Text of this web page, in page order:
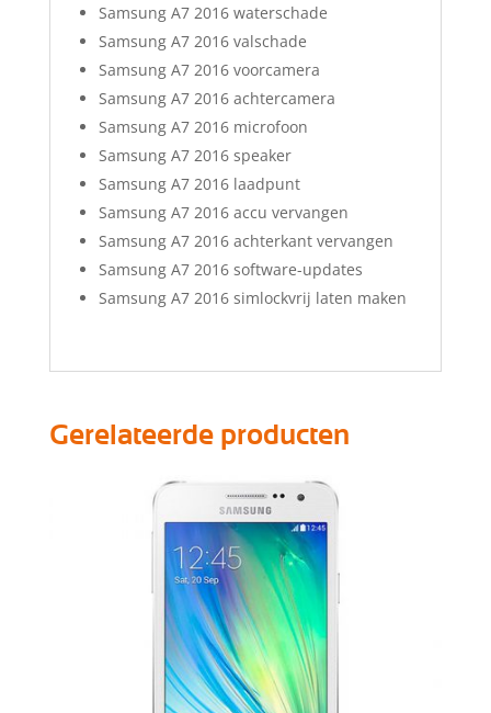
Samsung A7 2016 waterschade
Samsung A7 2016 valschade
Samsung A7 2016 voorcamera
Samsung A7 2016 achtercamera
Samsung A7 2016 microfoon
Samsung A7 2016 speaker
Samsung A7 2016 laadpunt
Samsung A7 2016 accu vervangen
Samsung A7 2016 achterkant vervangen
Samsung A7 2016 software-updates
Samsung A7 2016 simlockvrij laten maken
Gerelateerde producten